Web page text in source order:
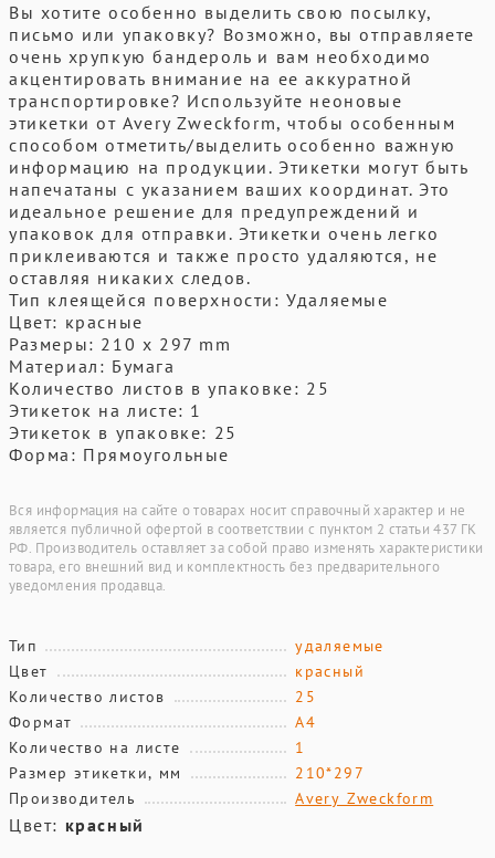
Вы хотите особенно выделить свою посылку,
письмо или упаковку? Возможно, вы отправляете
очень хрупкую бандероль и вам необходимо
акцентировать внимание на ее аккуратной
транспортировке? Используйте неоновые
этикетки от Avery Zweckform, чтобы особенным
способом отметить/выделить особенно важную
информацию на продукции. Этикетки могут быть
напечатаны с указанием ваших координат. Это
идеальное решение для предупреждений и
упаковок для отправки. Этикетки очень легко
приклеиваются и также просто удаляются, не
оставляя никаких следов.
Тип клеящейся поверхности: Удаляемые
Цвет: красные
Размеры: 210 x 297 mm
Материал: Бумага
Количество листов в упаковке: 25
Этикеток на листе: 1
Этикеток в упаковке: 25
Форма: Прямоугольные
Вся информация на сайте о товарах носит справочный характер и не
является публичной офертой в соответствии с пунктом 2 статьи 437 ГК
РФ. Производитель оставляет за собой право изменять характеристики
товара, его внешний вид и комплектность без предварительного
уведомления продавца.
Тип
удаляемые
Цвет
красный
Количество листов
25
Формат
А4
Количество на листе
1
Размер этикетки, мм
210*297
Производитель
Avery Zweckform
Цвет: красный